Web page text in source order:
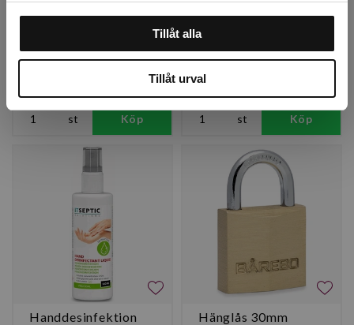
Tillåt alla
Tillåt urval
FästingFritt spray,
st Köp
Gel Aloe Vera Mint
70% 125 ml
46,80 kr
st Köp
Handdesinfektion
Hänglås 30mm